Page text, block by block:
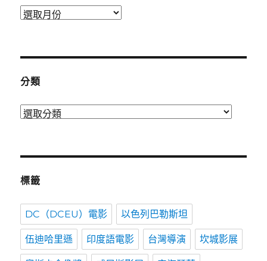
發
分類
分
標籤
DC（DCEU）電影 以色列巴勒斯坦
伍迪哈里遜 印度語電影 台灣導演 坎城影展